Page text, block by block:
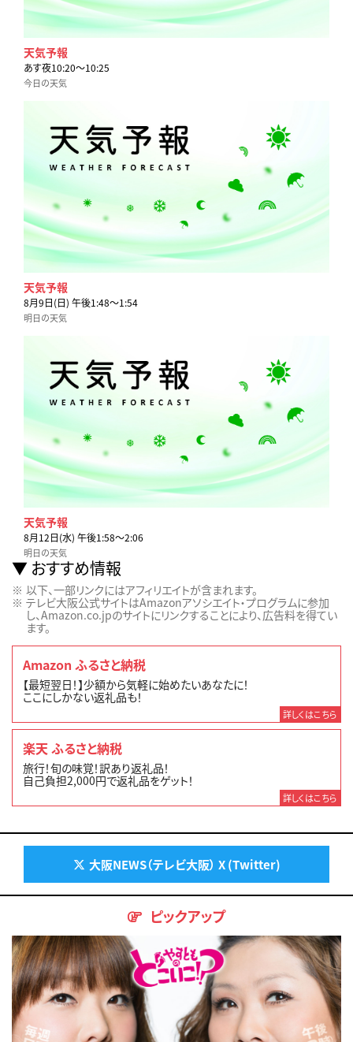
天気予報
あす夜10:20〜10:25
今日の天気
天気予報
8月9日(日) 午後1:48〜1:54
明日の天気
天気予報
8月12日(水) 午後1:58〜2:06
明日の天気
おすすめ情報
以下、一部リンクにはアフィリエイトが含まれます。
テレビ大阪公式サイトはAmazonアソシエイト・プログラムに参加
し、Amazon.co.jpのサイトにリンクすることにより、広告料を得てい
ます。
Amazon ふるさと納税
【最短翌日！】少額から気軽に始めたいあなたに！
ここにしかない返礼品も！
詳しくはこちら
楽天 ふるさと納税
旅行！旬の味覚！訳あり返礼品！
自己負担2,000円で返礼品をゲット！
詳しくはこちら
大阪NEWS（テレビ大阪） X (Twitter)
ピックアップ